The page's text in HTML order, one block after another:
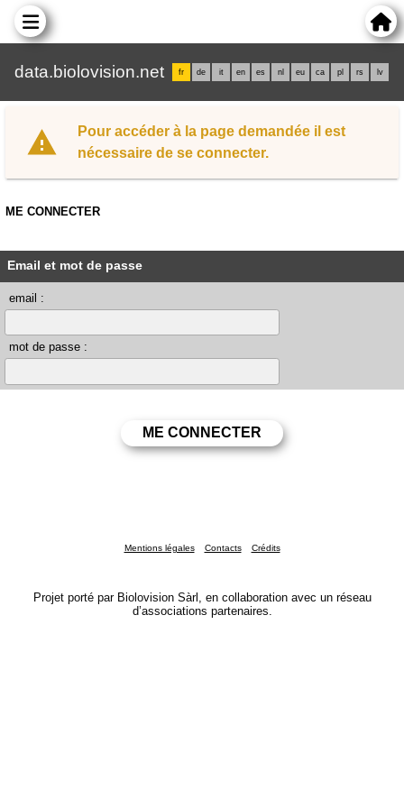
data.biolovision.net fr de it en es nl eu ca pl rs lv
Pour accéder à la page demandée il est
nécessaire de se connecter.
ME CONNECTER
Email et mot de passe
email :
mot de passe :
Mentions légales Contacts Crédits
Projet porté par Biolovision Sàrl, en collaboration avec un réseau
d’associations partenaires.